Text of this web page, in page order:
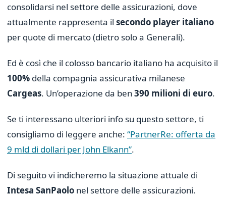
consolidarsi nel settore delle assicurazioni, dove
attualmente rappresenta il secondo player italiano
per quote di mercato (dietro solo a Generali).
Ed è così che il colosso bancario italiano ha acquisito il
100% della compagnia assicurativa milanese
Cargeas. Un’operazione da ben 390 milioni di euro.
Se ti interessano ulteriori info su questo settore, ti
consigliamo di leggere anche: “PartnerRe: offerta da
9 mld di dollari per John Elkann”.
Di seguito vi indicheremo la situazione attuale di
Intesa SanPaolo nel settore delle assicurazioni.